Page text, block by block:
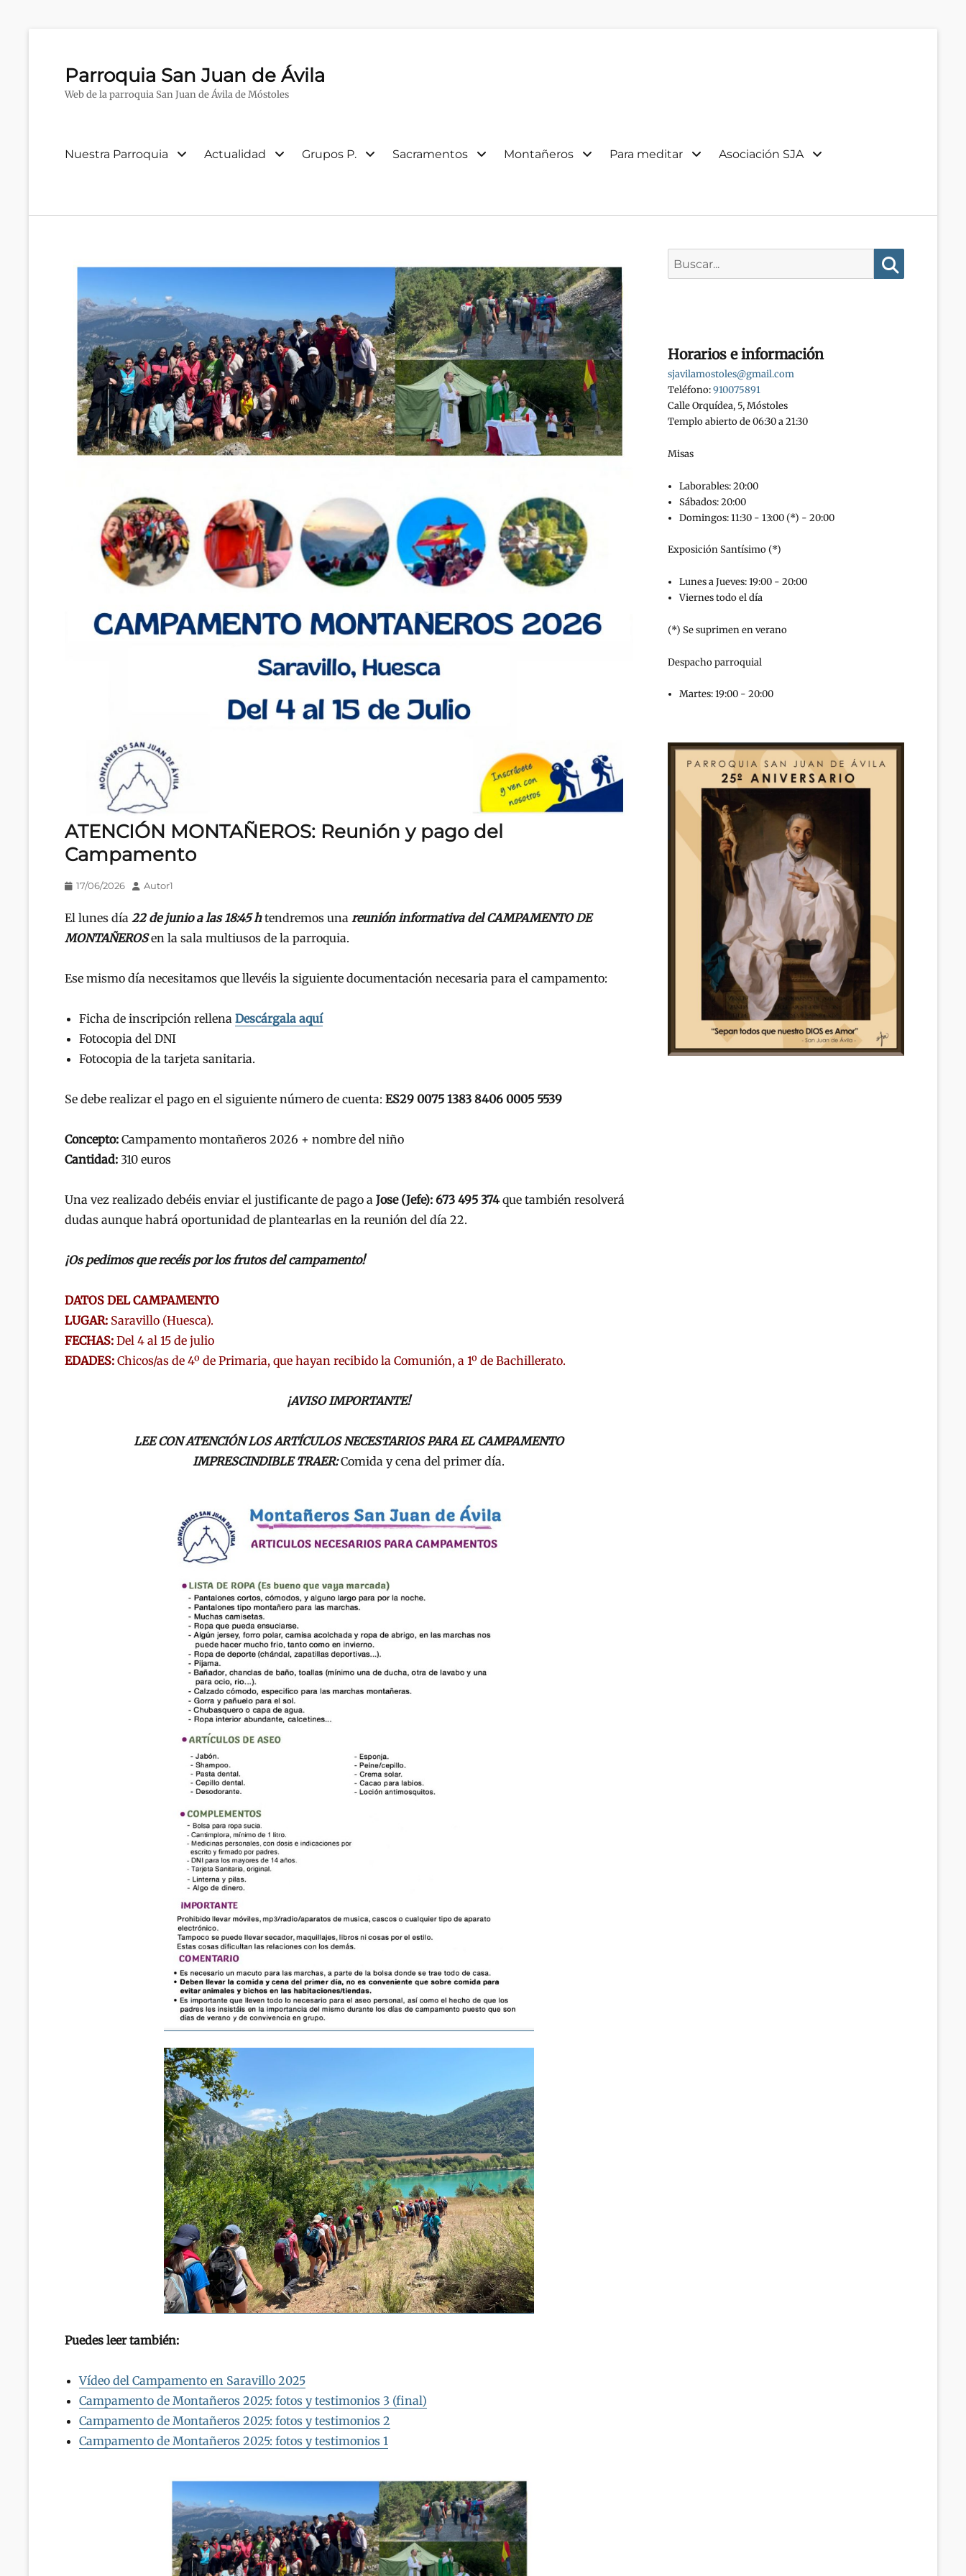
Parroquia San Juan de Ávila
Web de la parroquia San Juan de Ávila de Móstoles
Menú
Nuestra Parroquia Actualidad Grupos P. Sacramentos Montañeros Para meditar Asociación SJA
ATENCIÓN MONTAÑEROS: Reunión y pago del
Campamento
Publicado
17/06/2026 Autor
Autor1
El lunes día 22 de junio a las 18:45 htendremos una reunión informativa del CAMPAMENTO DE
MONTAÑEROSen la sala multiusos de la parroquia.
Ese mismo día necesitamos que llevéis la siguiente documentación necesaria para el campamento:
Ficha de inscripción rellena Descárgala aquí
Fotocopia del DNI
Fotocopia de la tarjeta sanitaria.
Se debe realizar el pago en el siguiente número de cuenta: ES29 0075 1383 8406 0005 5539
Concepto: Campamento montañeros 2026 + nombre del niño
Cantidad: 310 euros
Una vez realizado debéis enviar el justificante de pago a Jose (Jefe): 673 495 374que también resolverá
dudas aunque habrá oportunidad de plantearlas en la reunión del día 22.
¡Os pedimos que recéis por los frutos del campamento!
DATOS DEL CAMPAMENTO
LUGAR: Saravillo (Huesca).
FECHAS: Del 4 al 15 de julio
EDADES: Chicos/as de 4º de Primaria, que hayan recibido la Comunión, a 1º de Bachillerato.
¡AVISO IMPORTANTE!
LEE CON ATENCIÓN LOS ARTÍCULOS NECESTARIOS PARA EL CAMPAMENTO
IMPRESCINDIBLE TRAER:Comida y cena del primer día.
Puedes leer también:
Vídeo del Campamento en Saravillo 2025
Campamento de Montañeros 2025: fotos y testimonios 3 (final)
Campamento de Montañeros 2025: fotos y testimonios 2
Campamento de Montañeros 2025: fotos y testimonios 1
Horarios e información
sjavilamostoles@gmail.com
Teléfono:910075891
Calle Orquídea, 5, Móstoles
Templo abierto de 06:30 a 21:30
Misas
Laborables: 20:00
Sábados: 20:00
Domingos: 11:30 - 13:00 (*) - 20:00
Exposición Santísimo (*)
Lunes a Jueves: 19:00 - 20:00
Viernes todo el día
(*) Se suprimen en verano
Despacho parroquial
Martes: 19:00 - 20:00